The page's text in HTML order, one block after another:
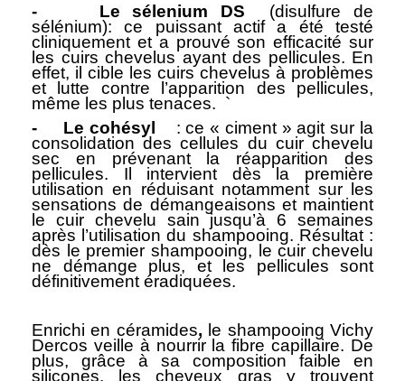
- Le sélenium DS (disulfure de
sélénium): ce puissant actif a été testé
cliniquement et a prouvé son efficacité sur
les cuirs chevelus ayant des pellicules. En
effet, il cible les cuirs chevelus à problèmes
et lutte contre l’apparition des pellicules,
même les plus tenaces. `
- Le cohésyl
: ce « ciment » agit sur la
consolidation des cellules du cuir chevelu
sec en prévenant la réapparition des
pellicules. Il intervient dès la première
utilisation en réduisant notamment sur les
sensations de démangeaisons et maintient
le cuir chevelu sain jusqu’à 6 semaines
après l’utilisation du shampooing. Résultat :
dès le premier shampooing, le cuir chevelu
ne démange plus, et les pellicules sont
définitivement éradiquées.
Enrichi en céramides, le shampooing Vichy
Dercos veille à nourrir la fibre capillaire. De
plus, grâce à sa composition faible en
silicones, les cheveux gras y trouvent